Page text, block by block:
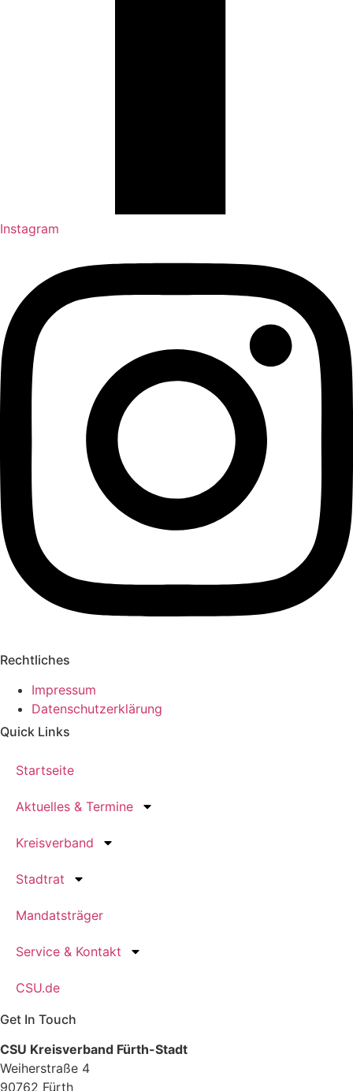
Instagram
Rechtliches
Impressum
Datenschutzerklärung
Quick Links
Startseite
Aktuelles & Termine
Kreisverband
Stadtrat
Mandatsträger
Service & Kontakt
CSU.de
Get In Touch
CSU Kreisverband Fürth-Stadt
Weiherstraße 4
90762 Fürth